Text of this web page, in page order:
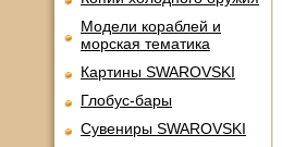
Модели кораблей и
морская тематика
Картины SWAROVSKI
Глобус-бары
Сувениры SWAROVSKI